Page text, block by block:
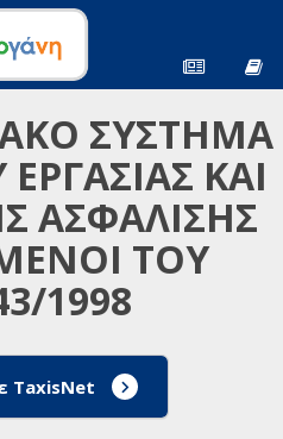
ΣΥΣΤΗΜΑ
ΚΑΙ
ΑΣΦΑΛΙΣΗΣ
ΤΟΥ
1998
TaxisNet